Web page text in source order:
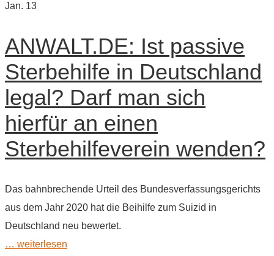
Jan. 13
ANWALT.DE: Ist passive
Sterbehilfe in Deutschland
legal? Darf man sich
hierfür an einen
Sterbehilfeverein wenden?
Das bahnbrechende Urteil des Bundesverfassungsgerichts
aus dem Jahr 2020 hat die Beihilfe zum Suizid in
Deutschland neu bewertet.
… weiterlesen